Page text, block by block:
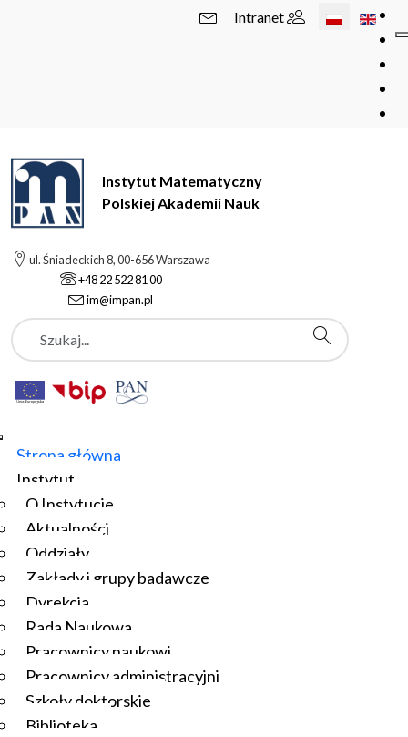
Wybierz swój
Intranet
Instytut Matematyczny
Polskiej Akademii Nauk
ul. Śniadeckich 8, 00-656 Warszawa
+48 22 522 81 00
im@impan.pl
Szukaj
Strona główna
Instytut
O Instytucie
Aktualności
Oddziały
Zakłady i grupy badawcze
Dyrekcja
Rada Naukowa
Pracownicy naukowi
Pracownicy administracyjni
Szkoły doktorskie
Biblioteka